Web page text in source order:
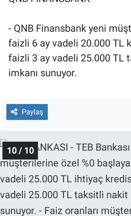
- QNB Finansbank yeni
faizli 6 ay vadeli 20.000 TL
faizli 3 ay vadeli 25.000 TL
imkanı sunuyor.
Paylaş
10 / 10